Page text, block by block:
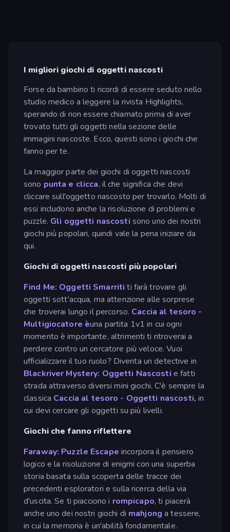
I migliori giochi di oggetti nascosti
Forse da bambino ti ricordi di essere seduto nello
studio medico a leggere la rivista Highlights,
sperando di non essere chiamato prima di aver
trovato tutti gli oggetti nella sezione delle
immagini nascoste. Ecco, questi sono i giochi che
fanno per te.
La maggior parte dei giochi di oggetti nascosti
sono punta e clicca, il che significa che devi
cliccare sull'oggetto nascosto per trovarlo. Molti di
essi includono anche la risoluzione di problemi e
puzzle. Gli oggetti nascosti sono uno dei nostri
giochi più popolari, quindi vale la pena iniziare da
qui.
Giochi di oggetti nascosti più popolari
Find Me: Oggetti Smarriti ti farà trovare gli
oggetti sott'acqua, ma attenzione alle sorprese
che troverai lungo il percorso. Caccia al tesoro -
Multigiocatore èuna partita 1v1 in cui ogni
momento è importante, altrimenti ti ritroverai a
perdere contro un cercatore più veloce. Vuoi
ufficializzare il tuo ruolo? Diventa un detective in
Blackriver Mystery: Oggetti Nascosti e fatti
strada attraverso diversi mini giochi. C'è sempre la
classica Caccia al tesoro - Oggetti nascosti, in
cui devi cercare gli oggetti su più livelli.
Giochi che fanno riflettere
Faraway: Puzzle Escape incorpora il pensiero
logico e la risoluzione di enigmi con una superba
storia basata sulla scoperta delle tracce dei
precedenti esploratori e sulla ricerca della via
d'uscita. Se ti piacciono i rompicapo, ti piacerà
anche uno dei nostri giochi di mahjong a tessere,
in cui la memoria è un'abilità fondamentale.